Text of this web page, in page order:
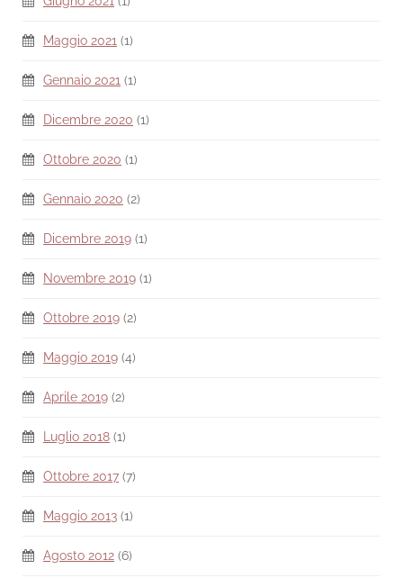
Maggio 2021 (1)
Gennaio 2021 (1)
Dicembre 2020 (1)
Ottobre 2020 (1)
Gennaio 2020 (2)
Dicembre 2019 (1)
Novembre 2019 (1)
Ottobre 2019 (2)
Maggio 2019 (4)
Aprile 2019 (2)
Luglio 2018 (1)
Ottobre 2017 (7)
Maggio 2013 (1)
Agosto 2012 (6)